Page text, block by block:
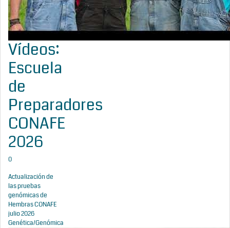
Vídeos:
Escuela
de
Preparadores
CONAFE
2026
0
Actualización de
las pruebas
genómicas de
Hembras CONAFE
julio 2026
Genética/Genómica